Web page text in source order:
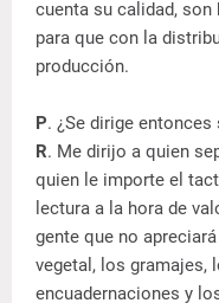
cuenta su calidad,
para que con la
producción.
P. ¿Se dirige
R. Me dirijo a quien
quien le importe el
lectura a la hora de
gente que no
vegetal, los gramajes,
encuadernaciones y